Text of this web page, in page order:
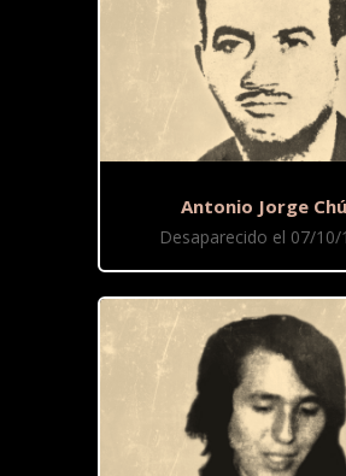
Antonio Jorge
Desaparecido el 07/10/